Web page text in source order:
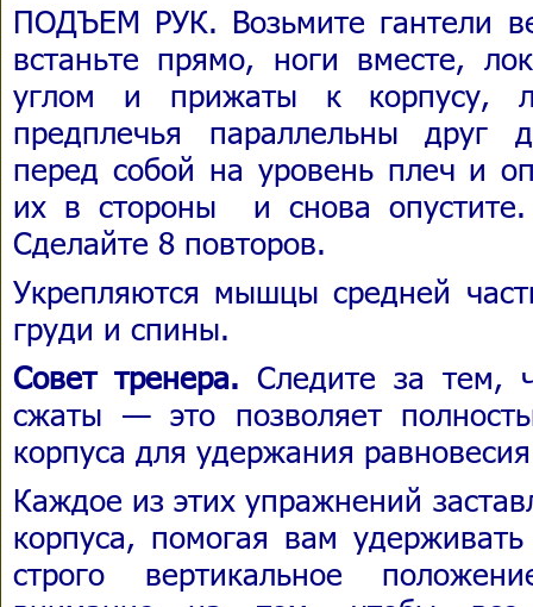
ПОДЪЕМ РУК. Возьмите гантели
встаньте прямо, ноги вместе,
углом и прижаты к корпусу,
предплечья параллельны друг
перед собой на уровень плеч и
их в стороны и снова опустите.
Сделайте 8 повторов.
Укрепляются мышцы средней
груди и спины.
Совет тренера. Следите за тем,
сжаты — это позволяет
корпуса для удержания
Каждое из этих упражнений
корпуса, помогая вам
строго вертикальное